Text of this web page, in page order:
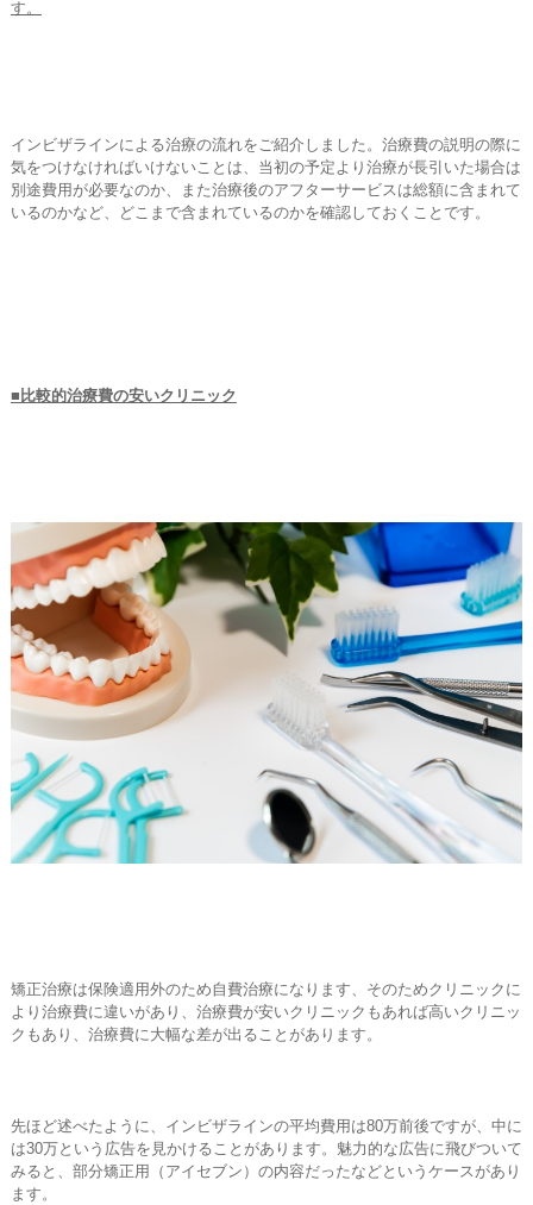
す。
インビザラインによる治療の流れをご紹介しました。治療費の説明の際に
気をつけなければいけないことは、当初の予定より治療が長引いた場合は
別途費用が必要なのか、また治療後のアフターサービスは総額に含まれて
いるのかなど、どこまで含まれているのかを確認しておくことです。
■比較的治療費の安いクリニック
矯正治療は保険適用外のため自費治療になります、そのためクリニックに
より治療費に違いがあり、治療費が安いクリニックもあれば高いクリニッ
クもあり、治療費に大幅な差が出ることがあります。
先ほど述べたように、インビザラインの平均費用は80万前後ですが、中に
は30万という広告を見かけることがあります。魅力的な広告に飛びついて
みると、部分矯正用（アイセブン）の内容だったなどというケースがあり
ます。